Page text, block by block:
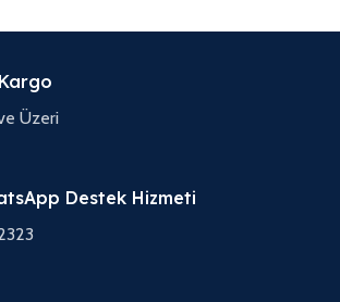
Üzeri
Destek Hizmeti